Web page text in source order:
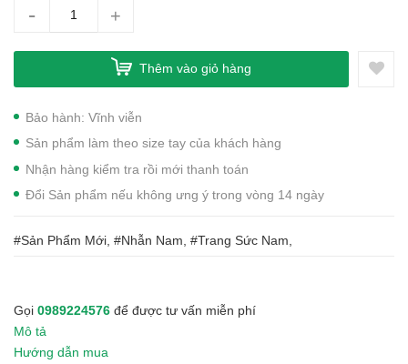
- +
Thêm vào giỏ hàng
Bảo hành: Vĩnh viễn
Sản phẩm làm theo size tay của khách hàng
Nhận hàng kiểm tra rồi mới thanh toán
Đổi Sản phẩm nếu không ưng ý trong vòng 14 ngày
#Sản Phẩm Mới, #Nhẫn Nam, #Trang Sức Nam,
Gọi 0989224576 để được tư vấn miễn phí
Mô tả
Hướng dẫn mua